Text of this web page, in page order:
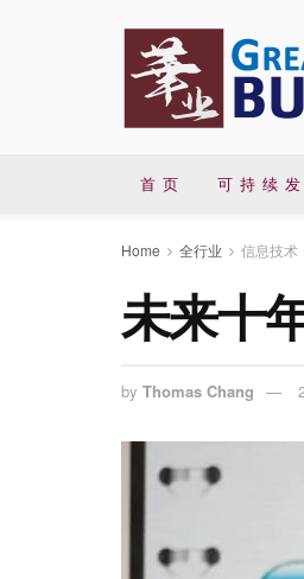
首 页 可 持 续 发
Home 全行业 信息技术
未来十
by Thomas Chang